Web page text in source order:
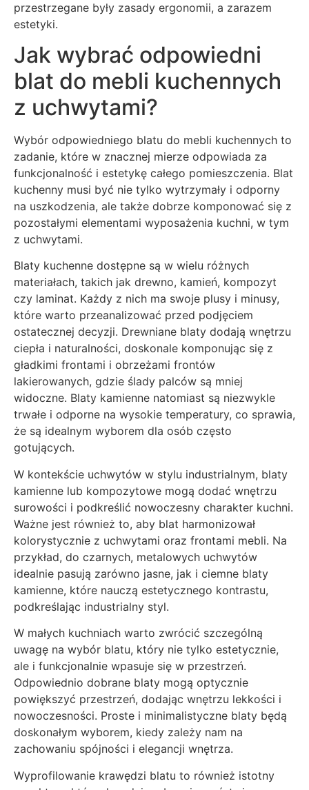
przestrzegane były zasady ergonomii, a zarazem
estetyki.
Jak wybrać odpowiedni
blat do mebli kuchennych
z uchwytami?
Wybór odpowiedniego blatu do mebli kuchennych to
zadanie, które w znacznej mierze odpowiada za
funkcjonalność i estetykę całego pomieszczenia. Blat
kuchenny musi być nie tylko wytrzymały i odporny
na uszkodzenia, ale także dobrze komponować się z
pozostałymi elementami wyposażenia kuchni, w tym
z uchwytami.
Blaty kuchenne dostępne są w wielu różnych
materiałach, takich jak drewno, kamień, kompozyt
czy laminat. Każdy z nich ma swoje plusy i minusy,
które warto przeanalizować przed podjęciem
ostatecznej decyzji. Drewniane blaty dodają wnętrzu
ciepła i naturalności, doskonale komponując się z
gładkimi frontami i obrzeżami frontów
lakierowanych, gdzie ślady palców są mniej
widoczne. Blaty kamienne natomiast są niezwykle
trwałe i odporne na wysokie temperatury, co sprawia,
że są idealnym wyborem dla osób często
gotujących.
W kontekście uchwytów w stylu industrialnym, blaty
kamienne lub kompozytowe mogą dodać wnętrzu
surowości i podkreślić nowoczesny charakter kuchni.
Ważne jest również to, aby blat harmonizował
kolorystycznie z uchwytami oraz frontami mebli. Na
przykład, do czarnych, metalowych uchwytów
idealnie pasują zarówno jasne, jak i ciemne blaty
kamienne, które nauczą estetycznego kontrastu,
podkreślając industrialny styl.
W małych kuchniach warto zwrócić szczególną
uwagę na wybór blatu, który nie tylko estetycznie,
ale i funkcjonalnie wpasuje się w przestrzeń.
Odpowiednio dobrane blaty mogą optycznie
powiększyć przestrzeń, dodając wnętrzu lekkości i
nowoczesności. Proste i minimalistyczne blaty będą
doskonałym wyborem, kiedy zależy nam na
zachowaniu spójności i elegancji wnętrza.
Wyprofilowanie krawędzi blatu to również istotny